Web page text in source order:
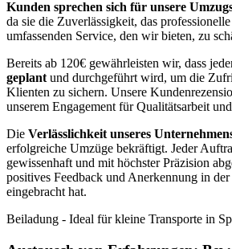
Kunden sprechen sich für unsere
da sie die Zuverlässigkeit, das
umfassenden Service, den wir bieten, zu
Bereits ab 120€ gewährleisten wir, dass
geplantund durchgeführt wird, um die
Klienten zu sichern. Unsere
unserem Engagement für Qualitätsarbeit
Die Verlässlichkeit unseres
erfolgreiche Umzüge bekräftigt. Jeder
gewissenhaft und mit höchster Präzision
positives Feedback und Anerkennung in
eingebracht hat.
Beiladung - Ideal für kleine Transporte in